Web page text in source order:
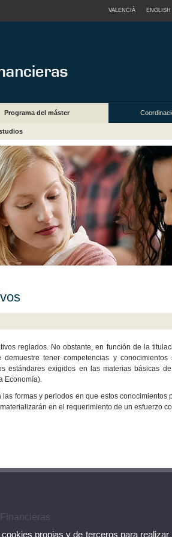
VALENCIÀ ENGLISH
Programa del máster
reglados. No obstante, en función de la
tener competencias y
estándares exigidos en las materias básicas
Economía).
las formas y periodos en que estos
en el requerimiento de un esfuerzo
propias y de terceros para realizar